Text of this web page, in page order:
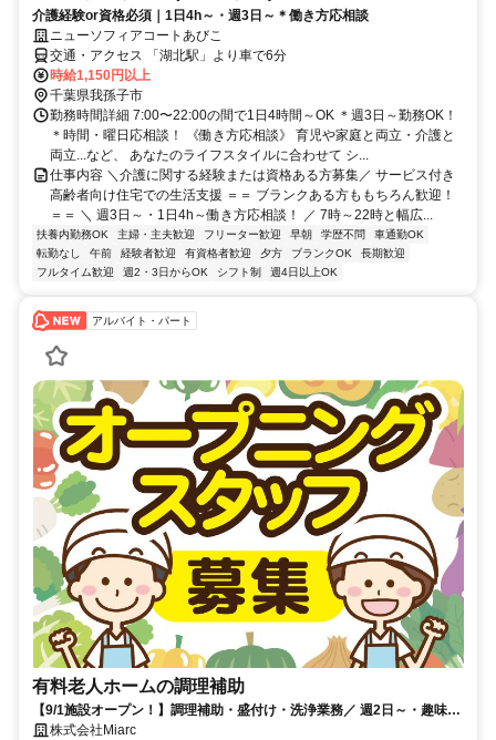
介護経験or資格必須｜1日4h～・週3日～＊働き方応相談
ニューソフィアコートあびこ
交通・アクセス 「湖北駅」より車で6分
時給1,150円以上
千葉県我孫子市
勤務時間詳細 7:00〜22:00の間で1日4時間～OK ＊週3日～勤務OK！
＊時間・曜日応相談！ 《働き方応相談》 育児や家庭と両立・介護と
両立...など、 あなたのライフスタイルに合わせて シ...
仕事内容 ＼介護に関する経験または資格ある方募集／ サービス付き
高齢者向け住宅での生活支援 ＝＝ ブランクある方ももちろん歓迎！
＝＝ ＼ 週3日～・1日4h～働き方応相談！ ／ 7時～22時と幅広...
扶養内勤務OK 主婦・主夫歓迎 フリーター歓迎 早朝 学歴不問
車通勤OK
転勤なし
午前 経験者歓迎 有資格者歓迎 夕方 ブランクOK
長期歓迎
フルタイム歓迎
週2・3日からOK シフト制 週4日以上OK
アルバイト・パート
有料老人ホームの調理補助
【9/1施設オープン！】調理補助・盛付け・洗浄業務／ 週2日～・趣味や
家庭と両立OK
株式会社Miarc